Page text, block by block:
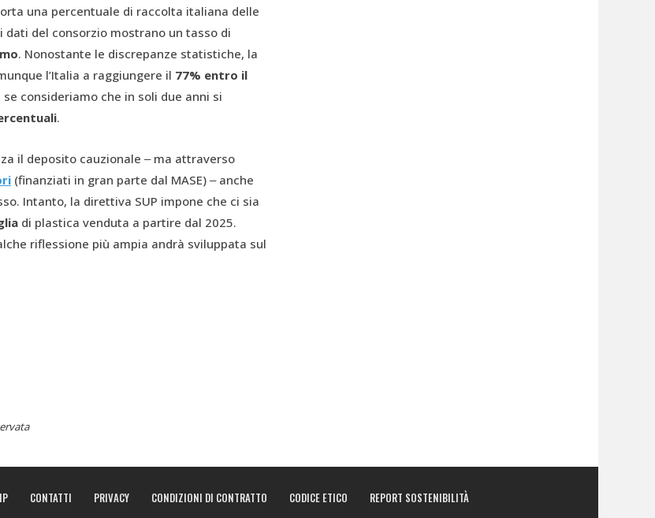
una percentuale di raccolta italiana delle
dati del consorzio mostrano un tasso di
. Nonostante le discrepanze statistiche, la
l’Italia a raggiungere il 77% entro il
consideriamo che in soli due anni si
.
il deposito cauzionale ‒ ma attraverso
(finanziati in gran parte dal MASE) ‒ anche
Intanto, la direttiva SUP impone che ci sia
di plastica venduta a partire dal 2025.
riflessione più ampia andrà sviluppata sul
CONTATTI PRIVACY CONDIZIONI DI CONTRATTO CODICE ETICO REPORT SOSTENIBILITÀ